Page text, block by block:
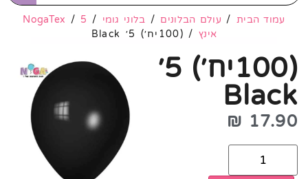
עמוד הבית / עולם הבלונים / בלוני גומי /
NogaTex / 5
אינץ / (100יח׳) 5׳ Black
(100יח׳) 5׳
Black
17.90
₪